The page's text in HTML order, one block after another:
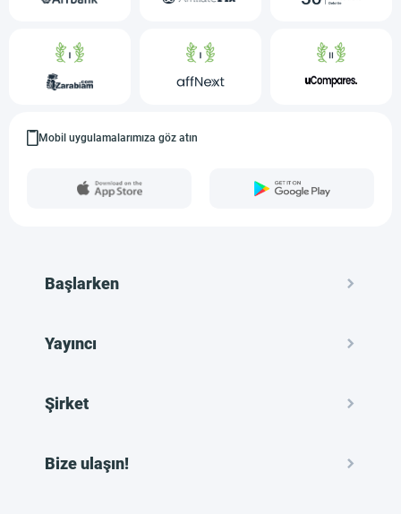
Mobil uygulamalarımıza göz atın
Başlarken
Yayıncı
Şirket
Bize ulaşın!